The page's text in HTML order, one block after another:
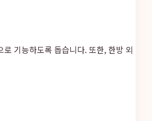
기능하도록 돕습니다. 또한, 한방 외